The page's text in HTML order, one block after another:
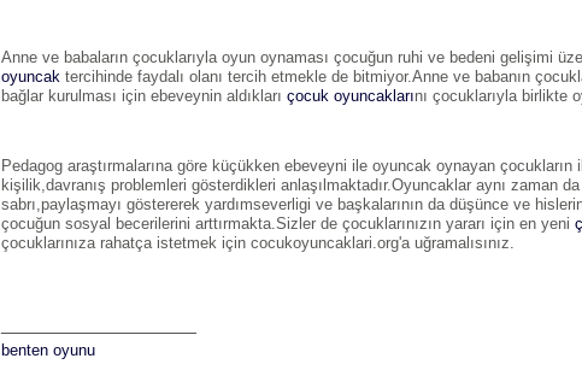
Anne ve babaların çocuklarıyla oyun oynaması çocuğun ruhi ve bedeni gelişimi
oyuncak tercihinde faydalı olanı tercih etmekle de bitmiyor.Anne ve babanın
bağlar kurulması için ebeveynin aldıkları çocuk oyuncaklarını çocuklarıyla birlikte
Pedagog araştırmalarına göre küçükken ebeveyni ile oyuncak oynayan çocukların
kişilik,davranış problemleri gösterdikleri anlaşılmaktadır.Oyuncaklar aynı zaman
sabrı,paylaşmayı göstererek yardımseverligi ve başkalarının da düşünce ve
çocuğun sosyal becerilerini arttırmakta.Sizler de çocuklarınızın yararı için en yeni
çocuklarınıza rahatça istetmek için cocukoyuncaklari.org'a uğramalısınız.
benten oyunu